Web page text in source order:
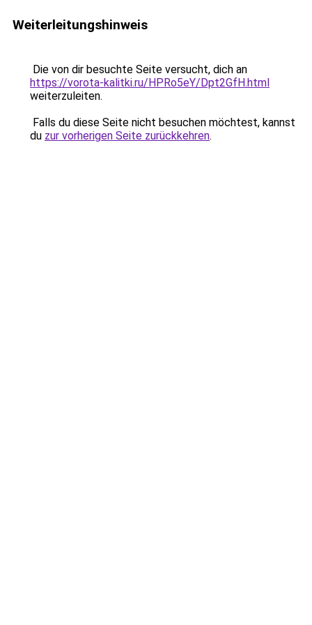
Weiterleitungshinweis
Die von dir besuchte Seite versucht, dich an
https://vorota-kalitki.ru/HPRo5eY/Dpt2GfH.html
weiterzuleiten.
Falls du diese Seite nicht besuchen möchtest, kannst
du zur vorherigen Seite zurückkehren.